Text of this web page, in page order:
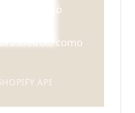
de São
icônicos
como
API